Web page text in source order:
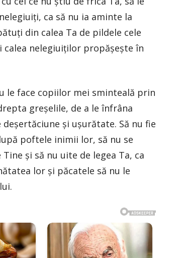
ca să nu ia aminte la
din calea Ta de pildele cele
calea nelegiuiţilor propăşeşte în
le face copiilor mei sminteală prin
greşelile, de a le înfrâna
şi uşurătate. Să nu fie
poftele inimii lor, să nu se
şi să nu uite de legea Ta, ca
lor şi păcatele să nu le